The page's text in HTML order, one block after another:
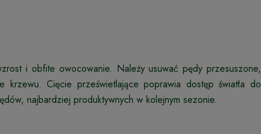
i obfite owocowanie. Należy usuwać pędy przesuszone,
Cięcie prześwietlające poprawia dostęp światła do
najbardziej produktywnych w kolejnym sezonie.